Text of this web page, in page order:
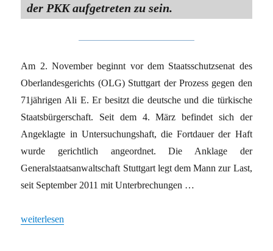
der PKK aufgetreten zu sein.
Am 2. November beginnt vor dem Staatsschutzsenat des
Oberlandesgerichts (OLG) Stuttgart der Prozess gegen den
71jährigen Ali E. Er besitzt die deutsche und die türkische
Staatsbürgerschaft. Seit dem 4. März befindet sich der
Angeklagte in Untersuchungshaft, die Fortdauer der Haft
wurde gerichtlich angeordnet. Die Anklage der
Generalstaatsanwaltschaft Stuttgart legt dem Mann zur Last,
seit September 2011 mit Unterbrechungen …
„Juristische Verfolgung von Kurden geht weiter“
weiterlesen